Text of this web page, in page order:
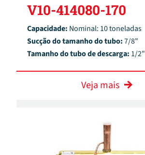
V10-414080-170
Capacidade: Nominal: 10 toneladas
Sucção do tamanho do tubo:7/8"
Tamanho do tubo de descarga: 1/2"
Veja mais